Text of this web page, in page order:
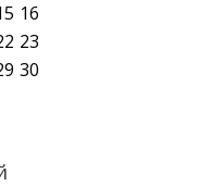
16
23
30